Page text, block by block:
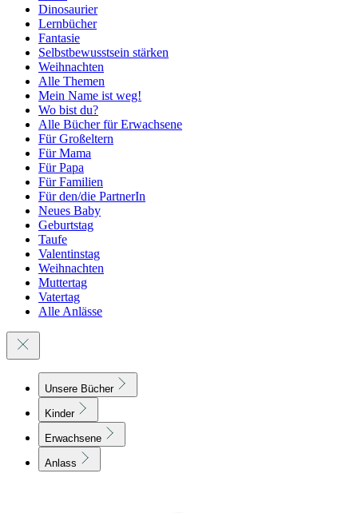
Dinosaurier
Lernbücher
Fantasie
Selbstbewusstsein stärken
Weihnachten
Alle Themen
Mein Name ist weg!
Wo bist du?
Alle Bücher für Erwachsene
Für Großeltern
Für Mama
Für Papa
Für Familien
Für den/die PartnerIn
Neues Baby
Geburtstag
Taufe
Valentinstag
Weihnachten
Muttertag
Vatertag
Alle Anlässe
Unsere Bücher
Kinder
Erwachsene
Anlass